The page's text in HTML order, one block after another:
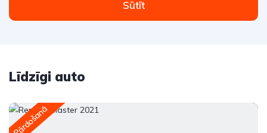
Sūtīt
Līdzīgi auto
Pārdošanā